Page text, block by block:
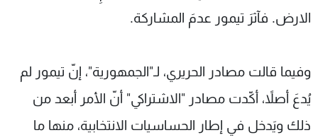
الارض. فآثرَ تيمور عدمَ المشاركة.
وفيما قالت مصادر الحريري، لـ"الجمهورية"، إنّ تيمور لم
يُدعَ أصلاً، أكّدت مصادر "الاشتراكي" أنّ الأمر أبعد من
ذلك ويَدخل في إطار الحساسيات الانتخابية، منها ما